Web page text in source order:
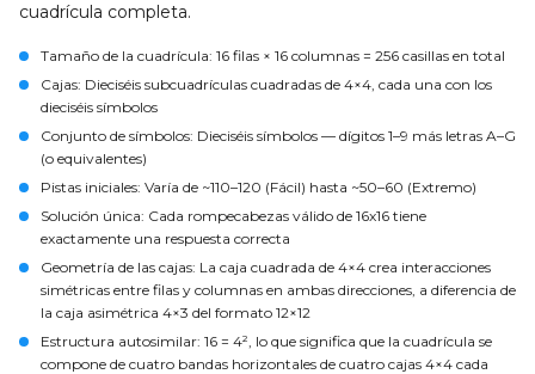
cuadrícula completa.
Tamaño de la cuadrícula: 16 filas × 16 columnas = 256 casillas en total
Cajas: Dieciséis subcuadrículas cuadradas de 4×4, cada una con los
dieciséis símbolos
Conjunto de símbolos: Dieciséis símbolos — dígitos 1–9 más letras A–G
(o equivalentes)
Pistas iniciales: Varía de ~110–120 (Fácil) hasta ~50–60 (Extremo)
Solución única: Cada rompecabezas válido de 16x16 tiene
exactamente una respuesta correcta
Geometría de las cajas: La caja cuadrada de 4×4 crea interacciones
simétricas entre filas y columnas en ambas direcciones, a diferencia de
la caja asimétrica 4×3 del formato 12×12
Estructura autosimilar: 16 = 4², lo que significa que la cuadrícula se
compone de cuatro bandas horizontales de cuatro cajas 4×4 cada